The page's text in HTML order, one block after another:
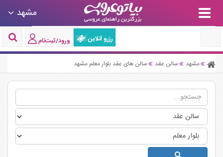
مشهد
رزرو آنلاین ورود/ثبت‌نام
مشهد سالن عقد سالن های عقد بلوار معلم مشهد